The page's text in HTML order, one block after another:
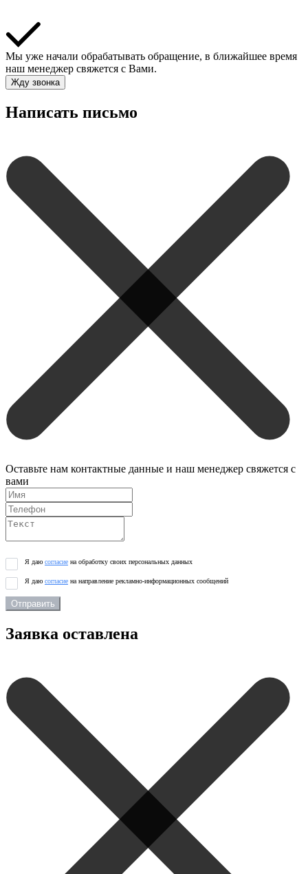
Мы уже начали обрабатывать обращение, в ближайшее время
наш менеджер свяжется с Вами.
Жду звонка
Написать письмо
Оставьте нам контактные данные и наш менеджер свяжется с
вами
Я даю согласие на обработку своих персональных данных
Я даю согласие на направление рекламно-информационных сообщений
Отправить
Заявка оставлена